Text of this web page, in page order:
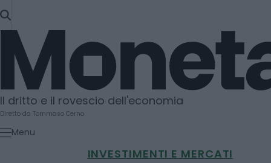
SKIP
TO
CONTENT
Moneta
Il dritto e il rovescio dell'economia
Diretto da Tommaso Cerno
Menu